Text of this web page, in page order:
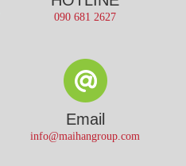
090 681 2627
Email
info@maihangroup.com